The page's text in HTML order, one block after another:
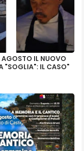
IL NUOVO
"SOGLIA": IL CASO"